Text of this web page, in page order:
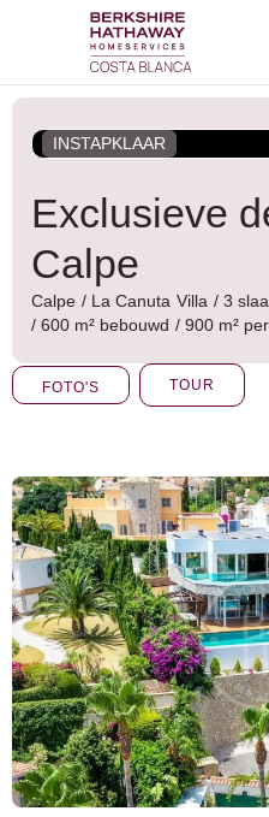
inhoud
INSTAPKLAAR
Exclusieve
Calpe
Calpe / La Canuta Villa / 3
/ 600 m² bebouwd / 900 m²
FOTO'S TOUR